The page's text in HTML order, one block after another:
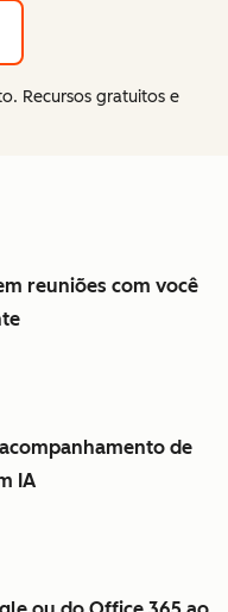
Recursos gratuitos e
reuniões com você
de
IA